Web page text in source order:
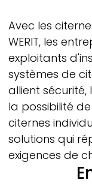
Avec les
WERIT,les
exploitants
systèmes de
allient sécurité,
la possibilité
citernes
solutions qui
exigences de